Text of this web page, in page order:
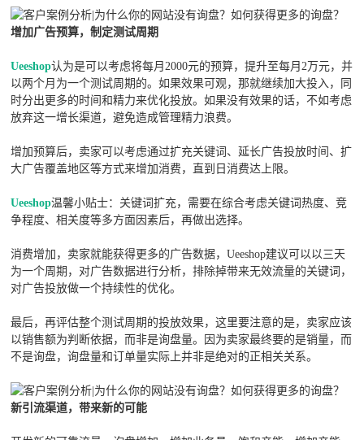
增加广告预算，制定测试周期
Ueeshop认为是可以考虑将每月2000元的预算，提升至每月2万元，并
以两个月为一个测试周期的。如果效果可观，那就继续加大投入，同
时分出更多的时间和精力来优化投放。如果没有效果的话，不如考虑
放弃这一增长渠道，避免造成管理精力浪费。
增加预算后，卖家可以考虑通过扩充关键词、延长广告投放时间、扩
大广告覆盖地区等方式来增加消费，直到日消费达上限。
Ueeshop温馨小贴士：关键词扩充，需要在综合考虑关键词热度、竞
争程度、相关度等多方面因素后，再做出选择。
消费增加，卖家就能获得更多的广告数据，Ueeshop建议可以以三天
为一个周期，对广告数据进行分析，排除掉带来无效流量的关键词，
对广告投放做一个持续性的优化。
最后，再评估整个测试周期的投放效果，这里要注意的是，卖家应该
以销售额为判断依据，而非是询盘量。因为卖家最终要的是销量，而
不是询盘，询盘量和订单量实际上并非是绝对的正相关关系。
新引流渠道，带来新的可能